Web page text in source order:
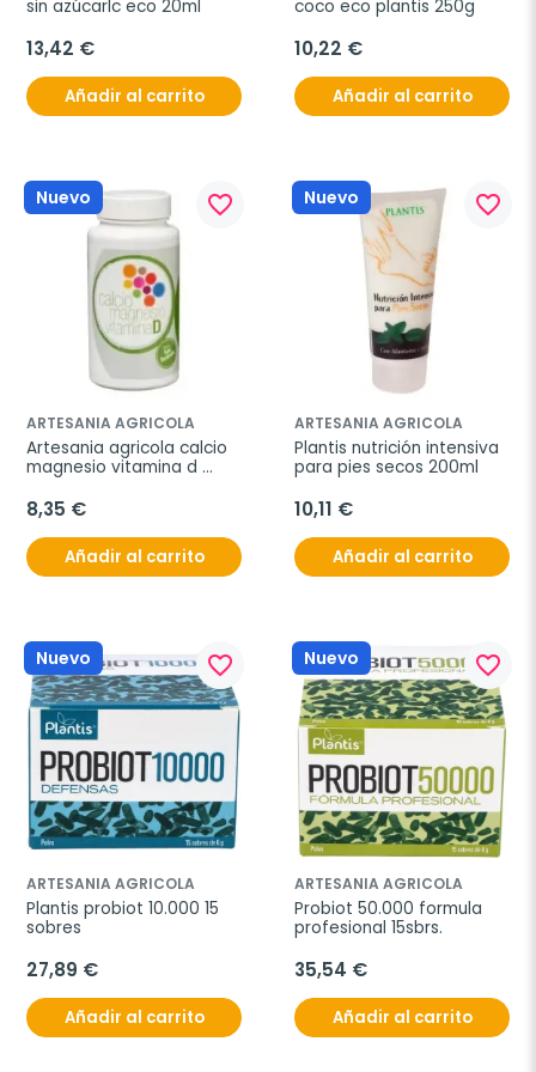
sin azúcarlc eco 20ml
13,42 €
Añadir al carrito
coco eco plantis 250g
10,22 €
Añadir al carrito
Nuevo favorite_border
ARTESANIA AGRICOLA
Artesania agricola calcio
magnesio vitamina d
8,35 €
Añadir al carrito
Nuevo favorite_border
ARTESANIA AGRICOLA
Plantis nutrición intensiva
para pies secos 200ml
10,11 €
Añadir al carrito
Nuevo favorite_border
ARTESANIA AGRICOLA
Plantis probiot 10.000 15
sobres
27,89 €
Añadir al carrito
Nuevo favorite_border
ARTESANIA AGRICOLA
Probiot 50.000 formula
profesional 15sbrs.
35,54 €
Añadir al carrito